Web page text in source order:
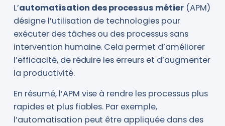
L’automatisation des processus métier (APM)
désigne l’utilisation de technologies pour
exécuter des tâches ou des processus sans
intervention humaine. Cela permet d’améliorer
l’efficacité, de réduire les erreurs et d’augmenter
la productivité.
En résumé, l’APM vise à rendre les processus plus
rapides et plus fiables. Par exemple,
l’automatisation peut être appliquée dans des